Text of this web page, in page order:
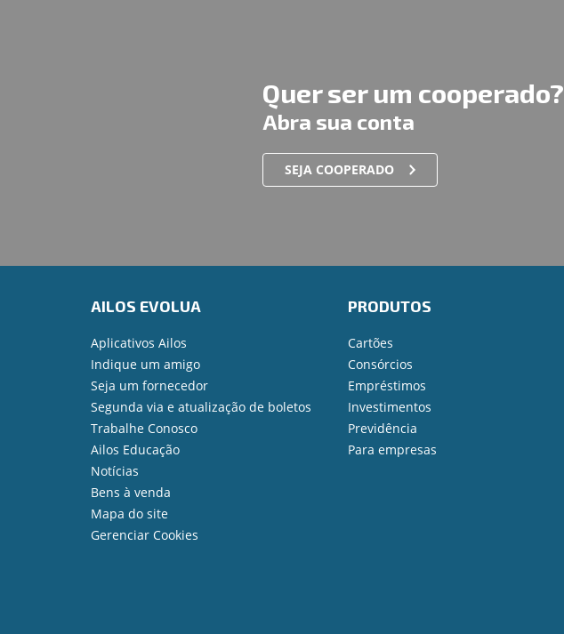
Quer ser um cooperado?
Abra sua conta
SEJA COOPERADO
AILOS EVOLUA
Aplicativos Ailos
Indique um amigo
Seja um fornecedor
Segunda via e atualização de boletos
Trabalhe Conosco
Ailos Educação
Notícias
Bens à venda
Mapa do site
Gerenciar Cookies
PRODUTOS
Cartões
Consórcios
Empréstimos
Investimentos
Previdência
Para empresas